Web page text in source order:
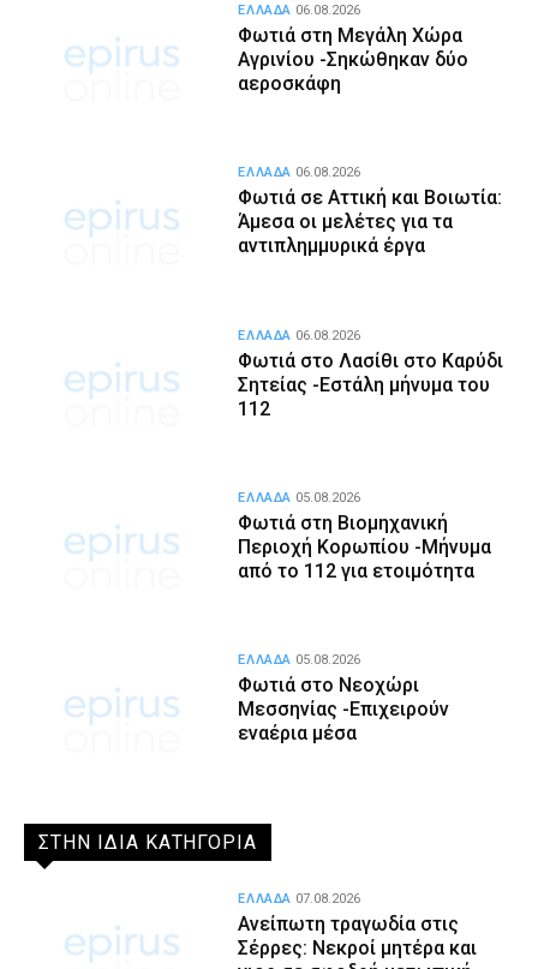
Φωτιά στη Μεγάλη Χώρα
Αγρινίου -Σηκώθηκαν δύο
αεροσκάφη
ΕΛΛΑΔΑ 06.08.2026
Φωτιά σε Αττική και Βοιωτία:
Άμεσα οι μελέτες για τα
αντιπλημμυρικά έργα
ΕΛΛΑΔΑ 06.08.2026
Φωτιά στο Λασίθι στο Καρύδι
Σητείας -Εστάλη μήνυμα του
112
ΕΛΛΑΔΑ 06.08.2026
Φωτιά στη Βιομηχανική
Περιοχή Κορωπίου -Μήνυμα
από το 112 για ετοιμότητα
ΕΛΛΑΔΑ 05.08.2026
Φωτιά στο Νεοχώρι
Μεσσηνίας -Επιχειρούν
εναέρια μέσα
ΕΛΛΑΔΑ 05.08.2026
ΣΤΗΝ ΙΔΙΑ ΚΑΤΗΓΟΡΙΑ
Ανείπωτη τραγωδία στις
Σέρρες: Νεκροί μητέρα και
ΕΛΛΑΔΑ 07.08.2026